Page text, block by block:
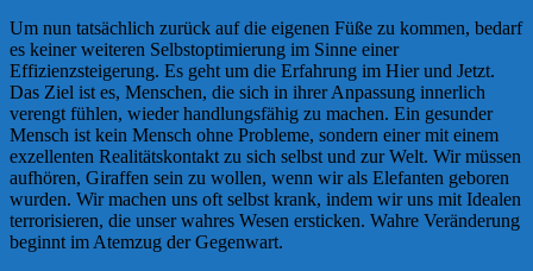
Um nun tatsächlich zurück auf die eigenen Füße zu kommen, bedarf
es keiner weiteren Selbstoptimierung im Sinne einer
Effizienzsteigerung. Es geht um die Erfahrung im Hier und Jetzt.
Das Ziel ist es, Menschen, die sich in ihrer Anpassung innerlich
verengt fühlen, wieder handlungsfähig zu machen. Ein gesunder
Mensch ist kein Mensch ohne Probleme, sondern einer mit einem
exzellenten Realitätskontakt zu sich selbst und zur Welt. Wir müssen
aufhören, Giraffen sein zu wollen, wenn wir als Elefanten geboren
wurden. Wir machen uns oft selbst krank, indem wir uns mit Idealen
terrorisieren, die unser wahres Wesen ersticken. Wahre Veränderung
beginnt im Atemzug der Gegenwart.